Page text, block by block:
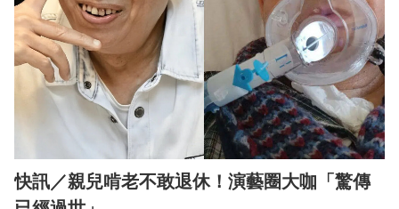
快訊／親兒啃老不敢退休！演藝圈大咖「驚傳